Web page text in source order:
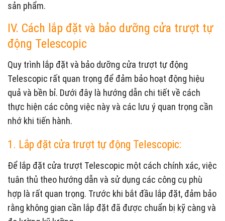
sản phẩm.
IV. Cách lắp đặt và bảo dưỡng cửa trượt tự
động Telescopic
Quy trình lắp đặt và bảo dưỡng cửa trượt tự động
Telescopic rất quan trọng để đảm bảo hoạt động hiệu
quả và bền bỉ. Dưới đây là hướng dẫn chi tiết về cách
thực hiện các công việc này và các lưu ý quan trọng cần
nhớ khi tiến hành.
1. Lắp đặt cửa trượt tự động Telescopic:
Để lắp đặt cửa trượt Telescopic một cách chính xác, việc
tuân thủ theo hướng dẫn và sử dụng các công cụ phù
hợp là rất quan trọng. Trước khi bắt đầu lắp đặt, đảm bảo
rằng không gian cần lắp đặt đã được chuẩn bị kỹ càng và